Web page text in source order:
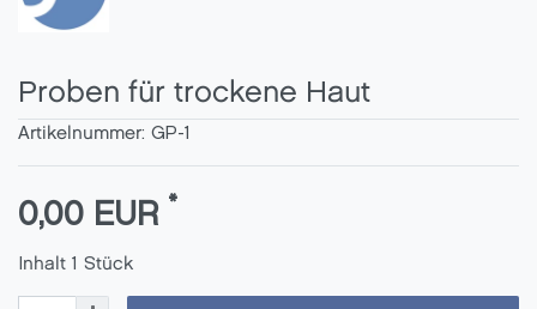
Proben für trockene Haut
Artikelnummer: GP-1
0,00 EUR *
Inhalt 1 Stück